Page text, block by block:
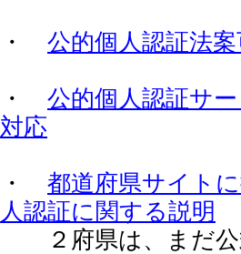
・ 公的個人認証法
・ 公的個人認証サ
対応
・ 都道府県サイト
人認証に関する説明
２府県は、まだ公